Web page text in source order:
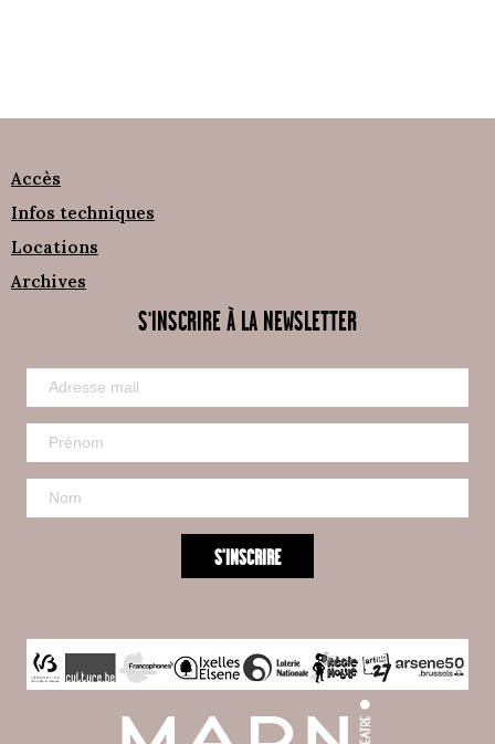
Accès
Infos techniques
Locations
Archives
S'INSCRIRE À LA NEWSLETTER